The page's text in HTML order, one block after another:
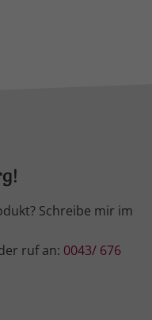
Schreibe mir im
ruf an: 0043/ 676